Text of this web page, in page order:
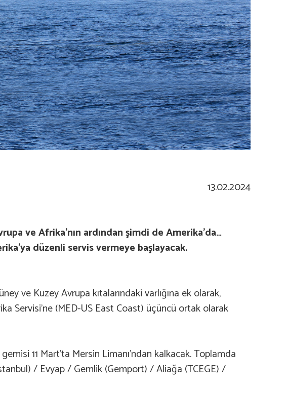
13.02.2024
ve Afrika’nın ardından şimdi de Amerika’da…
düzenli servis vermeye başlayacak.
ve Kuzey Avrupa kıtalarındaki varlığına ek olarak,
Servisi’ne (MED-US East Coast) üçüncü ortak olarak
11 Mart’ta Mersin Limanı’ndan kalkacak. Toplamda
/ Evyap / Gemlik (Gemport) / Aliağa (TCEGE) /